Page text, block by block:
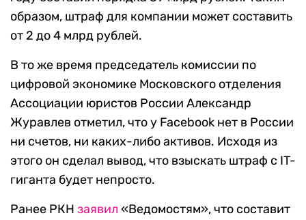
образом, штраф для компании может составить
от 2 до 4 млрд рублей.
В то же время председатель комиссии по
цифровой экономике Московского отделения
Ассоциации юристов России Александр
Журавлев отметил, что у Facebook нет в России
ни счетов, ни каких-либо активов. Исходя из
этого он сделал вывод, что взыскать штраф с IT-
гиганта будет непросто.
Ранее РКН заявил «Ведомостям», что составит